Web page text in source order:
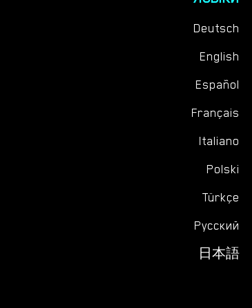
Deutsch
English
Español
Français
Italiano
Polski
Türkçe
Русский
日本語